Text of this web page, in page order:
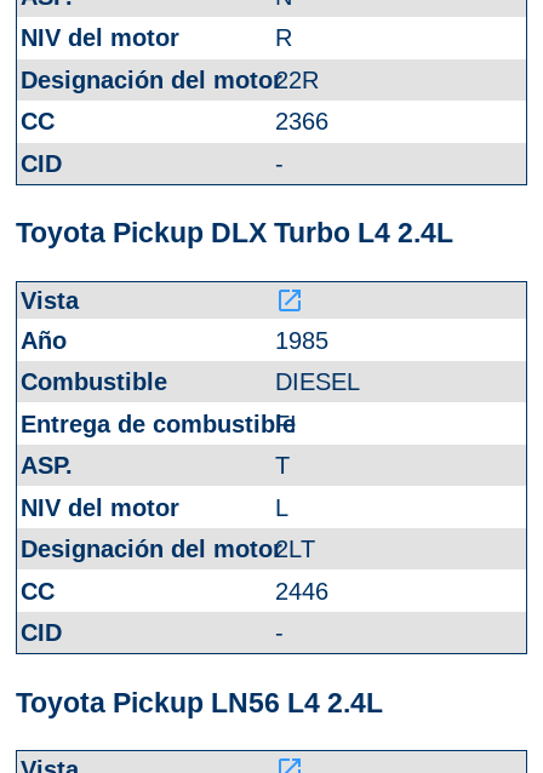
R
22R
2366
-
Toyota Pickup DLX Turbo L4 2.4L
launch
1985
DIESEL
FI
T
L
2LT
2446
-
Toyota Pickup LN56 L4 2.4L